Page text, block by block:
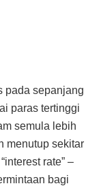
pada sepanjang
paras tertinggi
semula lebih
menutup sekitar
rate” –
bagi